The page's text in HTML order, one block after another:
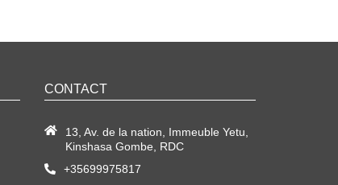
CONTACT
13, Av. de la nation, Immeuble Yetu,
Kinshasa Gombe, RDC
+35699975817